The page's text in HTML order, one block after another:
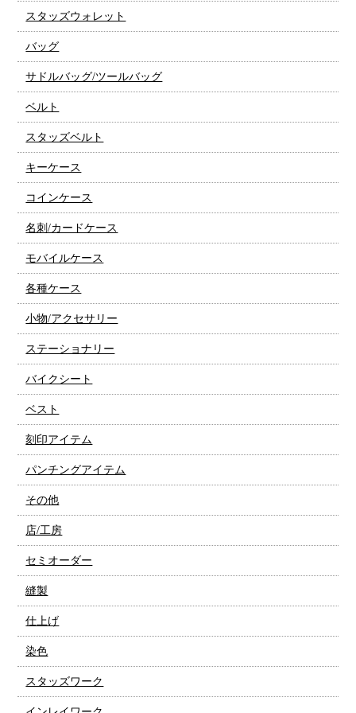
スタッズウォレット
バッグ
サドルバッグ/ツールバッグ
ベルト
スタッズベルト
キーケース
コインケース
名刺/カードケース
モバイルケース
各種ケース
小物/アクセサリー
ステーショナリー
バイクシート
ベスト
刻印アイテム
パンチングアイテム
その他
店/工房
セミオーダー
縫製
仕上げ
染色
スタッズワーク